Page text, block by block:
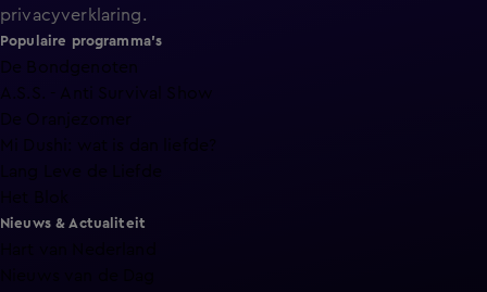
privacyverklaring.
Populaire programma's
De Bondgenoten
A.S.S. - Anti Survival Show
De Oranjezomer
Mi Dushi: wat is dan liefde?
Lang Leve de Liefde
Nieuws & Actualiteit